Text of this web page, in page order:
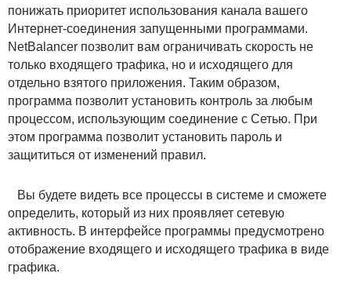
понижать приоритет использования канала вашего
Интернет-соединения запущенными программами.
NetBalancer позволит вам ограничивать скорость не
только входящего трафика, но и исходящего для
отдельно взятого приложения. Таким образом,
программа позволит установить контроль за любым
процессом, использующим соединение с Сетью. При
этом программа позволит установить пароль и
защититься от изменений правил.
Вы будете видеть все процессы в системе и сможете
определить, который из них проявляет сетевую
активность. В интерфейсе программы предусмотрено
отображение входящего и исходящего трафика в виде
графика.